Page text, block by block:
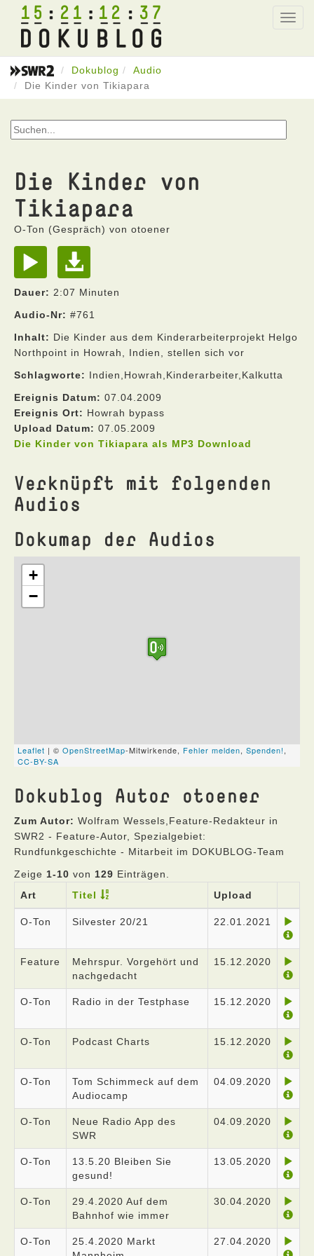
15 21 12 37
Dokublog
Audio
Die Kinder von Tikiapara
Die Kinder von
Tikiapara
O-Ton (Gespräch) von otoener
Dauer: 2:07 Minuten
Audio-Nr: #761
Inhalt: Die Kinder aus dem Kinderarbeiterprojekt Helgo
Northpoint in Howrah, Indien, stellen sich vor
Schlagworte: Indien,Howrah,Kinderarbeiter,Kalkutta
Ereignis Datum: 07.04.2009
Ereignis Ort: Howrah bypass
Upload Datum: 07.05.2009
Die Kinder von Tikiapara als MP3 Download
Verknüpft mit folgenden
Audios
Dokumap der Audios
Dokublog Autor otoener
Zum Autor: Wolfram Wessels,Feature-Redakteur in
SWR2 - Feature-Autor, Spezialgebiet:
Rundfunkgeschichte - Mitarbeit im DOKUBLOG-Team
Zeige 1-10 von 129 Einträgen.
Art
Titel Upload
O-Ton Silvester 20/21 22.01.2021
Feature
Mehrspur. Vorgehört und
nachgedacht
15.12.2020
O-Ton Radio in der Testphase 15.12.2020
O-Ton Podcast Charts 15.12.2020
O-Ton
Tom Schimmeck auf dem
Audiocamp
04.09.2020
O-Ton
Neue Radio App des
SWR
04.09.2020
O-Ton
13.5.20 Bleiben Sie
gesund!
13.05.2020
O-Ton
29.4.2020 Auf dem
Bahnhof wie immer
30.04.2020
O-Ton
25.4.2020 Markt
27.04.2020